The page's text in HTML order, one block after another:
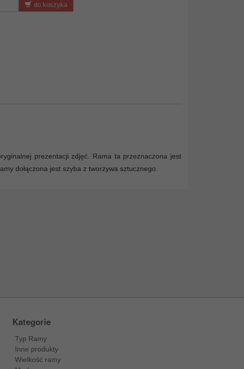
do koszyka
prezentacji zdjęć. Rama ta przeznaczona jest
dołączona jest szyba z tworzywa sztucznego.
Kategorie
Typ Ramy
Inne produkty
Wielkość ramy